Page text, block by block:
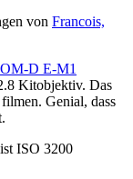
von Francois,
D E-M1
Kitobjektiv. Das
Genial, dass
ISO 3200